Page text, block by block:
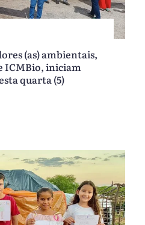
(as) ambientais,
ICMBio, iniciam
quarta (5)